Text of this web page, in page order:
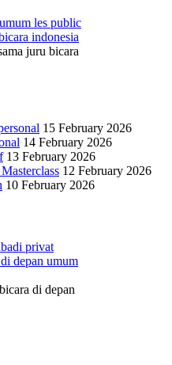
juru bicara
15 February 2026
14 February 2026
13 February 2026
12 February 2026
10 February 2026
di depan